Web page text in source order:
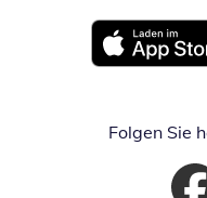
Öffnet in
Folgen Sie